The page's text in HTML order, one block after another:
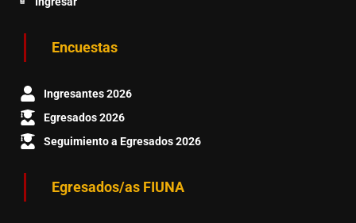
Encuestas
Ingresantes 2026
Egresados 2026
Seguimiento a Egresados 2026
Egresados/as FIUNA